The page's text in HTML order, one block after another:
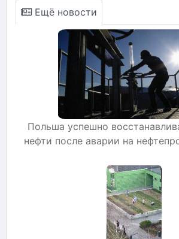
Ещё новости
Польша успешно
нефти после аварии на